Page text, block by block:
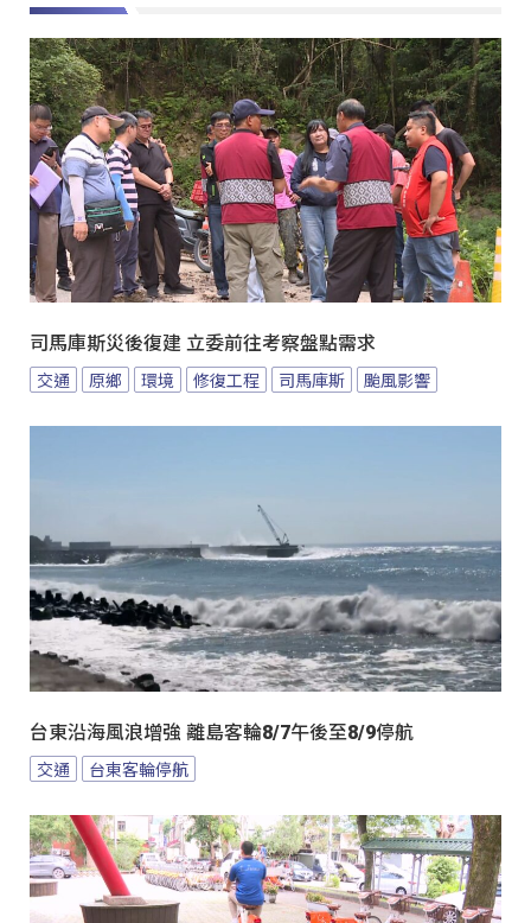
司馬庫斯災後復建 立委前往考察盤點需求
交通 原鄉 環境 修復工程 司馬庫斯 颱風影響
台東沿海風浪增強 離島客輪8/7午後至8/9停航
交通 台東客輪停航